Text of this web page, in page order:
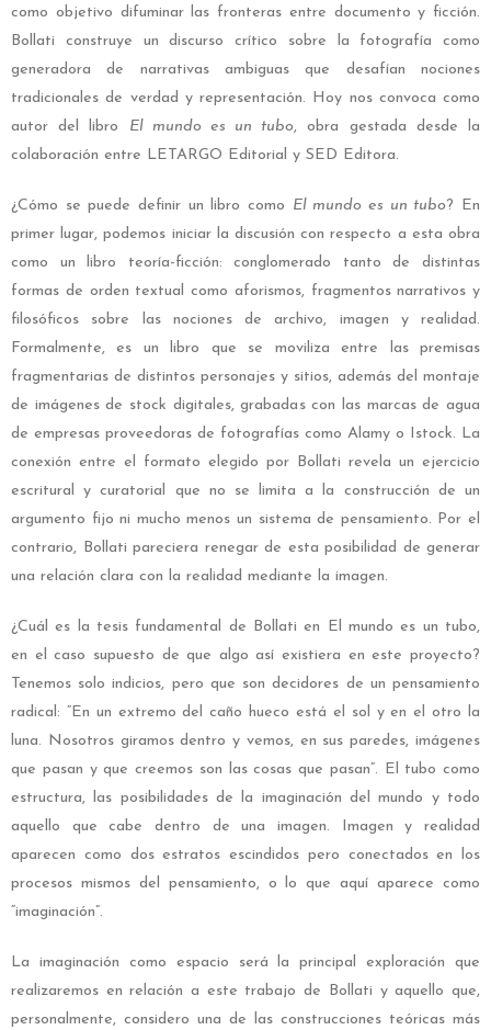
como objetivo difuminar las fronteras entre documento y ficción.
Bollati construye un discurso crítico sobre la fotografía como
generadora de narrativas ambiguas que desafían nociones
tradicionales de verdad y representación. Hoy nos convoca como
autor del libro El mundo es un tubo, obra gestada desde la
colaboración entre LETARGO Editorial y SED Editora.
¿Cómo se puede definir un libro como El mundo es un tubo? En
primer lugar, podemos iniciar la discusión con respecto a esta obra
como un libro teoría-ficción: conglomerado tanto de distintas
formas de orden textual como aforismos, fragmentos narrativos y
filosóficos sobre las nociones de archivo, imagen y realidad.
Formalmente, es un libro que se moviliza entre las premisas
fragmentarias de distintos personajes y sitios, además del montaje
de imágenes de stock digitales, grabadas con las marcas de agua
de empresas proveedoras de fotografías como Alamy o Istock. La
conexión entre el formato elegido por Bollati revela un ejercicio
escritural y curatorial que no se limita a la construcción de un
argumento fijo ni mucho menos un sistema de pensamiento. Por el
contrario, Bollati pareciera renegar de esta posibilidad de generar
una relación clara con la realidad mediante la imagen.
¿Cuál es la tesis fundamental de Bollati en El mundo es un tubo,
en el caso supuesto de que algo así existiera en este proyecto?
Tenemos solo indicios, pero que son decidores de un pensamiento
radical: “En un extremo del caño hueco está el sol y en el otro la
luna. Nosotros giramos dentro y vemos, en sus paredes, imágenes
que pasan y que creemos son las cosas que pasan”. El tubo como
estructura, las posibilidades de la imaginación del mundo y todo
aquello que cabe dentro de una imagen. Imagen y realidad
aparecen como dos estratos escindidos pero conectados en los
procesos mismos del pensamiento, o lo que aquí aparece como
“imaginación”.
La imaginación como espacio será la principal exploración que
realizaremos en relación a este trabajo de Bollati y aquello que,
personalmente, considero una de las construcciones teóricas más